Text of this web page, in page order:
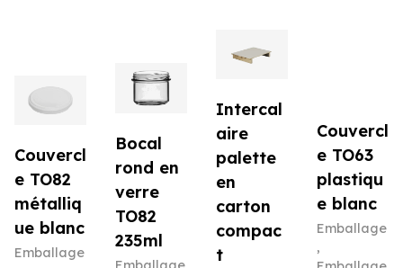
Couvercl
e TO82
métalliq
ue blanc
Emballage
Bocal
rond en
verre
TO82
235ml
Intercal
aire
palette
en
carton
compac
t
Couvercl
e TO63
plastiqu
e blanc
Emballage
,